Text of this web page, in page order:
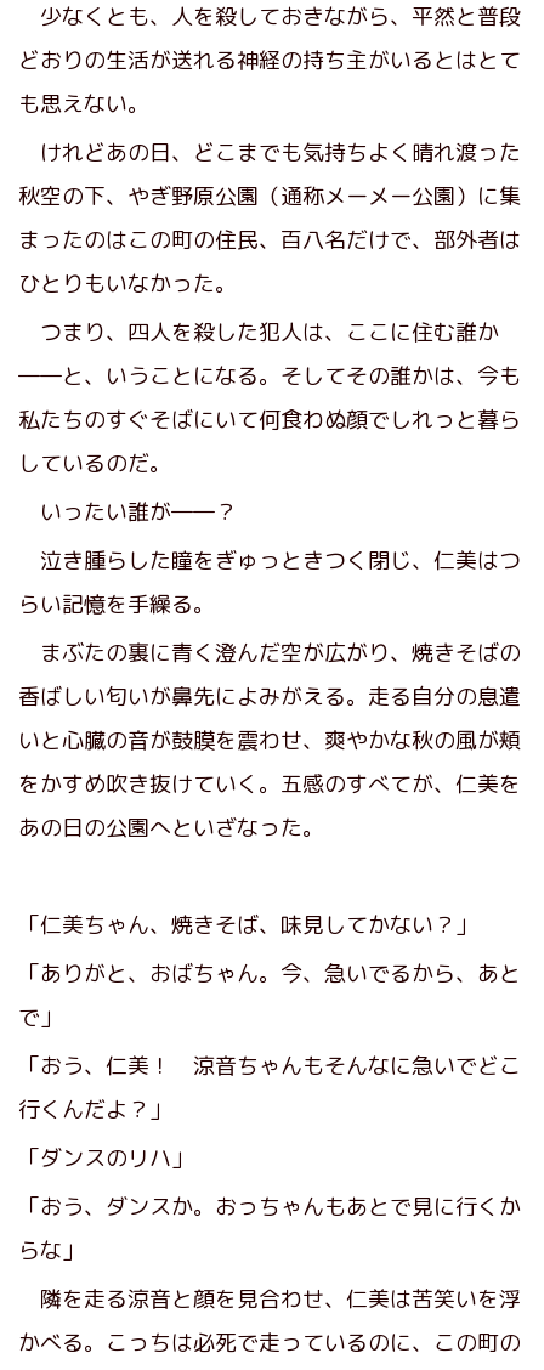
少なくとも、人を殺しておきながら、平然と普段
どおりの生活が送れる神経の持ち主がいるとはとて
も思えない。
けれどあの日、どこまでも気持ちよく晴れ渡った
秋空の下、やぎ野原公園（通称メーメー公園）に集
まったのはこの町の住民、百八名だけで、部外者は
ひとりもいなかった。
つまり、四人を殺した犯人は、ここに住む誰か
――と、いうことになる。そしてその誰かは、今も
私たちのすぐそばにいて何食わぬ顔でしれっと暮ら
しているのだ。
いったい誰が――？
泣き腫らした瞳をぎゅっときつく閉じ、仁美はつ
らい記憶を手繰る。
まぶたの裏に青く澄んだ空が広がり、焼きそばの
香ばしい匂いが鼻先によみがえる。走る自分の息遣
いと心臓の音が鼓膜を震わせ、爽やかな秋の風が頬
をかすめ吹き抜けていく。五感のすべてが、仁美を
あの日の公園へといざなった。
「仁美ちゃん、焼きそば、味見してかない？」
「ありがと、おばちゃん。今、急いでるから、あと
で」
「おう、仁美！ 涼音ちゃんもそんなに急いでどこ
行くんだよ？」
「ダンスのリハ」
「おう、ダンスか。おっちゃんもあとで見に行くか
らな」
隣を走る涼音と顔を見合わせ、仁美は苦笑いを浮
かべる。こっちは必死で走っているのに、この町の